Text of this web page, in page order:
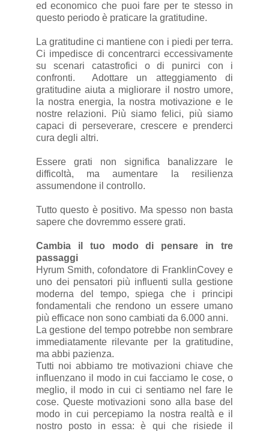
ed economico che puoi fare per te stesso in
questo periodo è praticare la gratitudine.
La gratitudine ci mantiene con i piedi per terra.
Ci impedisce di concentrarci eccessivamente
su scenari catastrofici o di punirci con i
confronti. Adottare un atteggiamento di
gratitudine aiuta a migliorare il nostro umore,
la nostra energia, la nostra motivazione e le
nostre relazioni. Più siamo felici, più siamo
capaci di perseverare, crescere e prenderci
cura degli altri.
Essere grati non significa banalizzare le
difficoltà, ma aumentare la resilienza
assumendone il controllo.
Tutto questo è positivo. Ma spesso non basta
sapere che dovremmo essere grati.
Cambia il tuo modo di pensare in tre
passaggi
Hyrum Smith, cofondatore di FranklinCovey e
uno dei pensatori più influenti sulla gestione
moderna del tempo, spiega che i principi
fondamentali che rendono un essere umano
più efficace non sono cambiati da 6.000 anni.
La gestione del tempo potrebbe non sembrare
immediatamente rilevante per la gratitudine,
ma abbi pazienza.
Tutti noi abbiamo tre motivazioni chiave che
influenzano il modo in cui facciamo le cose, o
meglio, il modo in cui ci sentiamo nel fare le
cose. Queste motivazioni sono alla base del
modo in cui percepiamo la nostra realtà e il
nostro posto in essa: è qui che risiede il